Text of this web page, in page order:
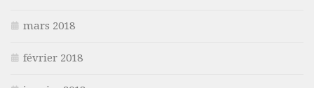
mars 2018
février 2018